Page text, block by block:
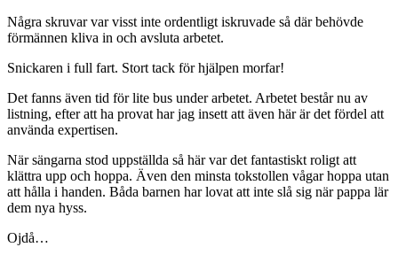
Några skruvar var visst inte ordentligt iskruvade så där behövde
förmännen kliva in och avsluta arbetet.
Snickaren i full fart. Stort tack för hjälpen morfar!
Det fanns även tid för lite bus under arbetet. Arbetet består nu av
listning, efter att ha provat har jag insett att även här är det fördel att
använda expertisen.
När sängarna stod uppställda så här var det fantastiskt roligt att
klättra upp och hoppa. Även den minsta tokstollen vågar hoppa utan
att hålla i handen. Båda barnen har lovat att inte slå sig när pappa lär
dem nya hyss.
Ojdå…